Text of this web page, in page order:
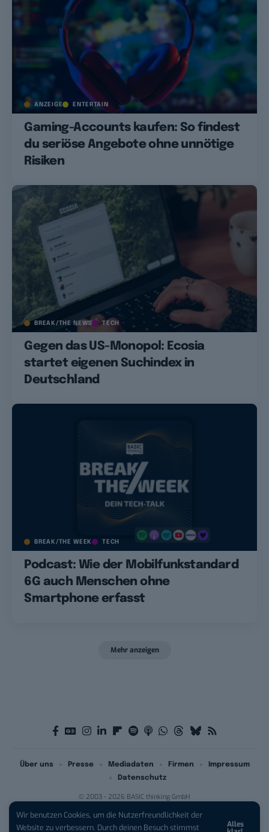
Wir benutzen Cookies, um die Nutzerfreundlichkeit der
Website zu verbessern. Durch deinen Besuch stimmst
Alles
ANZEIGE ENTERTAIN
Gaming-Accounts kaufen: So findest
du seriöse Angebote ohne unnötige
Risiken
BREAK/THE NEWS TECH
Gegen das US-Monopol: Ecosia
startet eigenen Suchindex in
Deutschland
BREAK/THE WEEK TECH
Podcast: Wie der Mobilfunkstandard
6G auch Menschen ohne
Smartphone erfasst
Mehr anzeigen
© 2003 - 2026 BASIC thinking GmbH
Über uns Presse Mediadaten Firmen
Impressum
Datenschutz
iPhone 17 Pro sichern:Für 1 € +